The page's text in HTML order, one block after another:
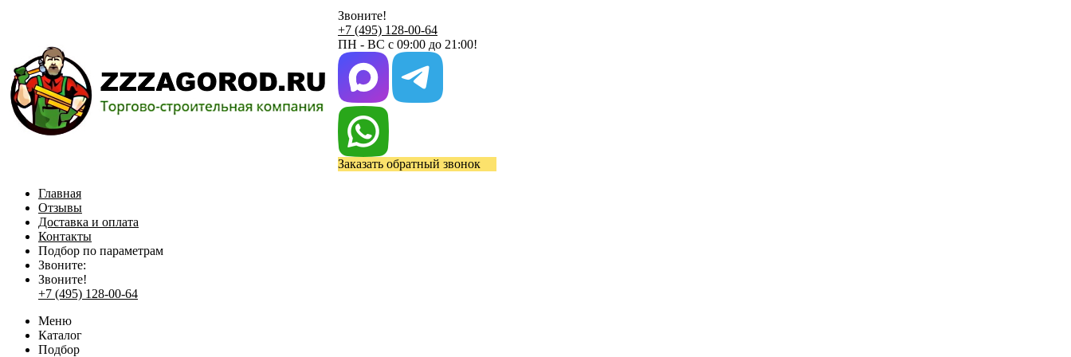
Звоните!
+7 (495) 128-00-64
ПН - ВС с 09:00 до 21:00!
Заказать обратный звонок
Главная
Отзывы
Доставка и оплата
Контакты
Подбор по параметрам
Звоните:
Звоните!
+7 (495) 128-00-64
Меню
Каталог
Подбор